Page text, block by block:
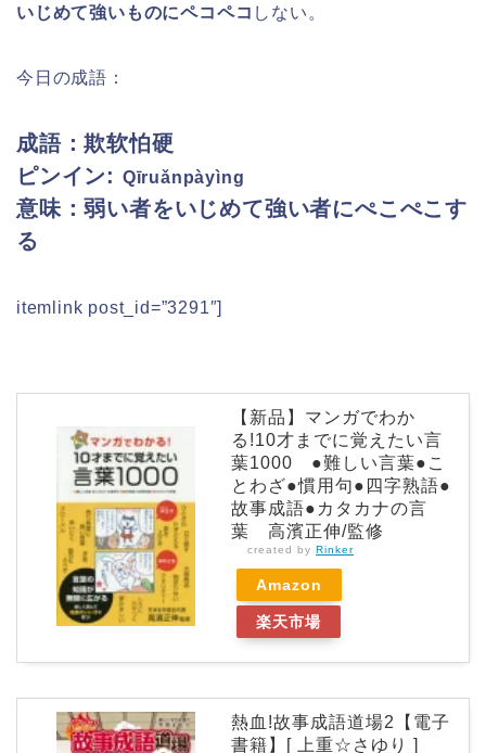
いじめて強いものにペコペコ しない。
今日の成語：
成語：欺软怕硬
ピンイン: Qīruǎnpàyìng
意味：弱い者をいじめて強い者にぺこぺこす
る
itemlink post_id=”3291″]
【新品】マンガでわか
る!10才までに覚えたい言
葉1000 ●難しい言葉●こ
とわざ●慣用句●四字熟語●
故事成語●カタカナの言
葉 高濱正伸/監修
created by Rinker
Amazon
楽天市場
熱血!故事成語道場2【電子
書籍】[ 上重☆さゆり ]